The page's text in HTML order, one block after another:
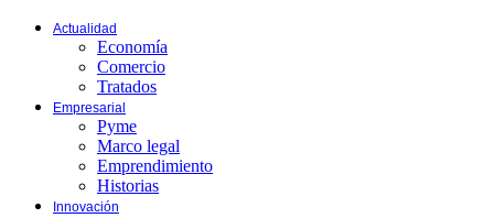
Actualidad
Economía
Comercio
Tratados
Empresarial
Pyme
Marco legal
Emprendimiento
Historias
Innovación